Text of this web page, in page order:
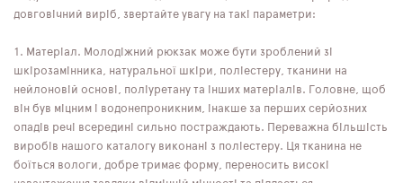
довговічний виріб, звертайте увагу на такі параметри:
Матеріал. Молодіжний рюкзак може бути зроблений зі
шкірозамінника, натуральної шкіри, поліестеру, тканини на
нейлоновій основі, поліуретану та інших матеріалів. Головне, щоб
він був міцним і водонепроникним, інакше за перших серйозних
опадів речі всередині сильно постраждають. Переважна більшість
виробів нашого каталогу виконані з поліестеру. Ця тканина не
боїться вологи, добре тримає форму, переносить високі